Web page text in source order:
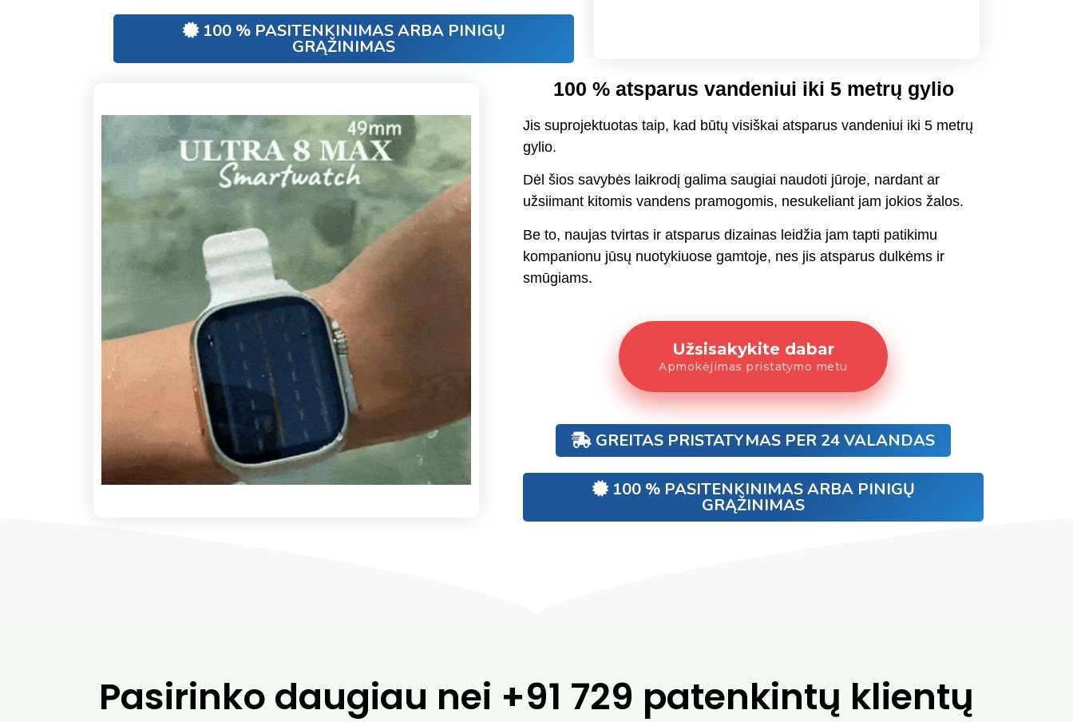
100 % PASITENKINIMAS ARBA PINIGŲ
GRĄŽINIMAS
100 % atsparus vandeniui iki 5 metrų gylio
Jis suprojektuotas taip, kad būtų visiškai atsparus vandeniui iki 5 metrų
gylio.
Dėl šios savybės laikrodį galima saugiai naudoti jūroje, nardant ar
užsiimant kitomis vandens pramogomis, nesukeliant jam jokios žalos.
Be to, naujas tvirtas ir atsparus dizainas leidžia jam tapti patikimu
kompanionu jūsų nuotykiuose gamtoje, nes jis atsparus dulkėms ir
smūgiams.
Užsisakykite dabar
Apmokėjimas pristatymo metu
GREITAS PRISTATYMAS PER 24 VALANDAS
100 % PASITENKINIMAS ARBA PINIGŲ
GRĄŽINIMAS
Pasirinko daugiau nei +91 729 patenkintų klientų